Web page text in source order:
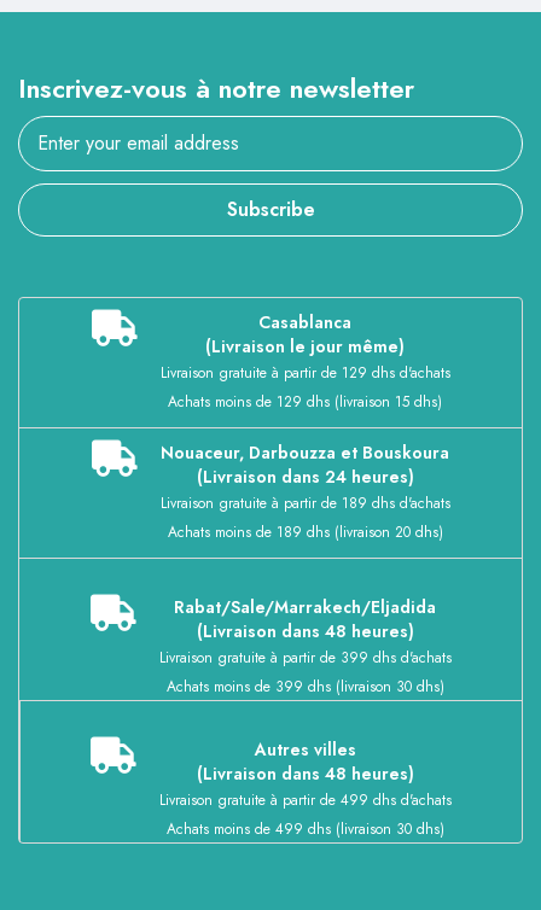
Inscrivez-vous à notre newsletter
Subscribe
Casablanca
(Livraison le jour même)
Livraison gratuite à partir de 129 dhs d'achats
Achats moins de 129 dhs (livraison 15 dhs)
Nouaceur, Darbouzza et Bouskoura
(Livraison dans 24 heures)
Livraison gratuite à partir de 189 dhs d'achats
Achats moins de 189 dhs (livraison 20 dhs)
Rabat/Sale/Marrakech/Eljadida
(Livraison dans 48 heures)
Livraison gratuite à partir de 399 dhs d'achats
Achats moins de 399 dhs (livraison 30 dhs)
Autres villes
(Livraison dans 48 heures)
Livraison gratuite à partir de 499 dhs d'achats
Achats moins de 499 dhs (livraison 30 dhs)